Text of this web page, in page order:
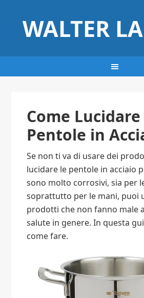
WALTER
Come Lucidare
Pentole in
Se non ti va di usare dei
lucidare le pentole in acciaio
sono molto corrosivi, sia per
soprattutto per le mani, puoi
prodotti che non fanno male
salute in genere. In questa
come fare.